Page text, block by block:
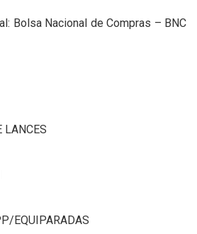
Bolsa Nacional de Compras – BNC
LANCES
EQUIPARADAS